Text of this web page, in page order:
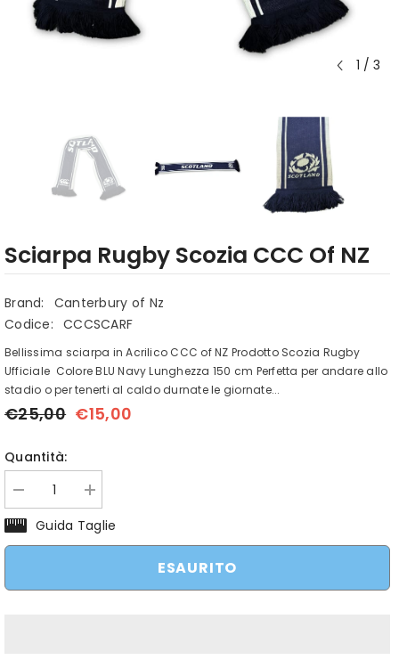
1 / 3
Sciarpa Rugby Scozia CCC Of NZ
Brand:
Canterbury of Nz
Codice: CCCSCARF
Bellissima sciarpa in Acrilico CCC of NZ Prodotto Scozia Rugby
Ufficiale Colore BLU Navy Lunghezza 150 cm Perfetta per andare allo
stadio o per tenerti al caldo durnate le giornate...
€25,00 €15,00
Quantità:
Diminuisci
quantità
per
Sciarpa
Rugby
Of
Aumenta
quantità
per
Sciarpa
Rugby
Of
Guida Taglie
ESAURITO